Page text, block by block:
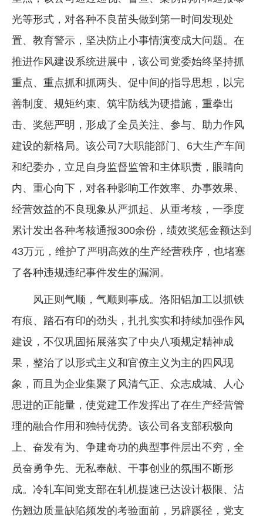
光等形式，对各种不良苗头做到第一时间发现处
置、教育警示，坚决防止小事情演变成大问题。在
推进作风建设系统进展中，该公司党委始终坚持抓
重点、重点抓和抓两头、促中间的指导思想，以完
善制度、规矩约束、筑牢防线为硬措施，重拳出
击、奖惩严明，形成了全员关注、参与、助力作风
建设的新格局。该公司7大职能部门、6大生产车间
和纪委办，立足自身监督监管和主体职责，眼睛向
内、重心向下，对各种影响工作效率、办事效果、
经营效益的不良现象从严抓起、从重考核，一季度
累计发出各种考核通报300余份，绩效奖惩金额达到
43万元，维护了严明高效的生产经营秩序，也堵塞
了各种违规违纪事件发生的漏洞。
风正则气顺，气顺则事成。洛阳铝加工以抓铁
有痕、踏石有印的劲头，扎扎实实和持续加强作风
建设，不仅巩固拓展落实了中央八项规定精神成
果，整治了以形式主义和官僚主义为主的四风现
象，而且为企业集聚了风清气正、众志成城、人心
思进的正能量，使党建工作发挥出了在生产经营管
理的融合作用和独特优势。该公司各支部积极向
上、奋发有为、争建奇功的典型事件层出不穷，全
员奋勇争先、无私奉献、干事创业的氛围不断形
成。冷轧车间党支部在轧机提速已达设计极限、沾
伤翘边质量缺陷频发的考验面前，另辟蹊径，党支